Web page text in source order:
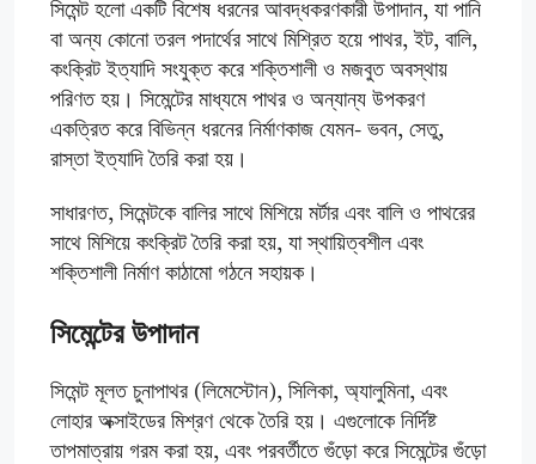
সিমেন্ট হলো একটি বিশেষ ধরনের আবদ্ধকরণকারী উপাদান, যা পানি
বা অন্য কোনো তরল পদার্থের সাথে মিশ্রিত হয়ে পাথর, ইট, বালি,
কংক্রিট ইত্যাদি সংযুক্ত করে শক্তিশালী ও মজবুত অবস্থায়
পরিণত হয়। সিমেন্টের মাধ্যমে পাথর ও অন্যান্য উপকরণ
একত্রিত করে বিভিন্ন ধরনের নির্মাণকাজ যেমন- ভবন, সেতু,
রাস্তা ইত্যাদি তৈরি করা হয়।
সাধারণত, সিমেন্টকে বালির সাথে মিশিয়ে মর্টার এবং বালি ও পাথরের
সাথে মিশিয়ে কংক্রিট তৈরি করা হয়, যা স্থায়িত্বশীল এবং
শক্তিশালী নির্মাণ কাঠামো গঠনে সহায়ক।
সিমেন্টের উপাদান
সিমেন্ট মূলত চুনাপাথর (লিমেস্টোন), সিলিকা, অ্যালুমিনা, এবং
লোহার অক্সাইডের মিশ্রণ থেকে তৈরি হয়। এগুলোকে নির্দিষ্ট
তাপমাত্রায় গরম করা হয়, এবং পরবর্তীতে গুঁড়ো করে সিমেন্টের গুঁড়ো